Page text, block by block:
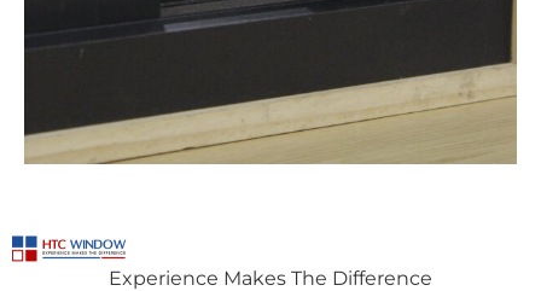
Experience Makes The Difference